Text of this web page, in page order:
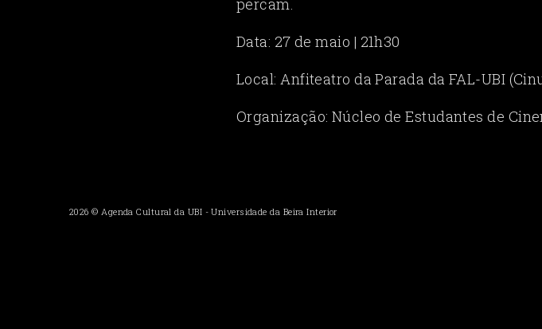
Data: 27 de maio | 21h30
Local: Anfiteatro da Parada da FAL-UBI
Organização: Núcleo de Estudantes de
2026 © Agenda Cultural da UBI -Universidade da Beira Interior